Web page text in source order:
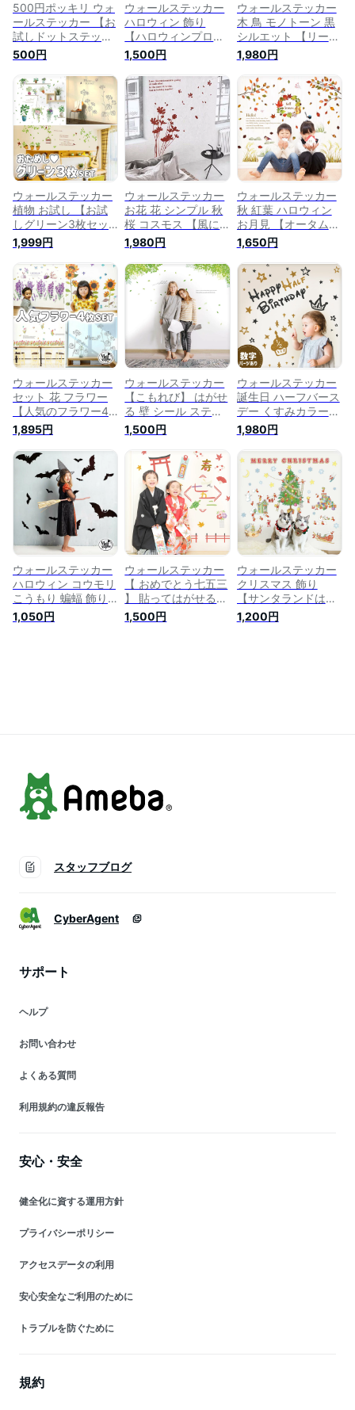
500円ポッキリ ウォ
ールステッカー 【お
試しドットステッカ
ー】 はがせる 壁 シ
ール ステッカー 壁
紙 飾りつけ おしゃ
れ 北欧 植物 木 葉 草
花 観葉植物 おしゃ
れ 海外キッズルーム
モノトーン 水玉 ド
ット くすみカラー
韓国 韓国インテリア
子供部屋 転写式 受
注生産
500円
ウォールステッカー
ハロウィン 飾り
【ハロウィンプロッ
プス】 はがせる 壁
シール ステッカー
大きい 壁紙 飾りつ
け 飾り おしゃれ 北
欧 植物 木 葉 草 花
観葉植物 モノトーン
白黒 英字 文字 受注
印刷
1,500円
ウォールステッカー
木 鳥 モノトーン 黒
シルエット 【リーフ
バード】 はがせる
壁 シール ステッカ
ー 壁紙 飾りつけ お
しゃれ トイレ 玄関
キッチン 北欧 葉 草
花 観葉植物 葉っぱ
英字 文字 影 大人っ
ぽい 大きい シンプ
ル 受注印刷
1,980円
ウォールステッカー
植物 お試し 【お試
しグリーン3枚セッ
ト】 おためし はが
せる 壁 シール ステ
ッカー 壁紙 飾りつ
け おしゃれ 北欧 木
葉 草 花 観葉植物 ト
イレ 玄関 飾り 賃貸
インテリア 緑 菜の
花 葉っぱ 背景
1,999円
ウォールステッカー
お花 花 シンプル 秋
桜 コスモス 【風に
ゆらめく花】 はがせ
る 壁 シール ステッ
カー 壁紙 飾りつけ
おしゃれ トイレ 玄
関 キッチン 北欧 木
葉 草 花 観葉植物 ワ
ンカラー 赤 ブラウ
ン 大人っぽい 受注
印刷
1,980円
ウォールステッカー
秋 紅葉 ハロウィン
お月見 【オータムカ
ラー】 はがせる 壁
シール ステッカー
壁紙 大きい 飾り 飾
りつけ おしゃれ 北
欧 植物 木 葉 草 花
観葉植物 落ち葉 ブ
ラウン くすみカラー
カントリー どんぐり
リース 葉っぱ
1,650円
ウォールステッカー
セット 花 フラワー
【人気のフラワー4
枚セット】 はがせる
壁 シール ステッカ
ー 壁紙 飾りつけ お
しゃれ 北欧 植物 木
葉 草 花 観葉植物 ひ
まわり ラベンダー
菜の花 チューリップ
お花畑 ガーデン か
わいい カラフル 春
夏
1,895円
ウォールステッカー
【こもれび】 はがせ
る 壁 シール ステッ
カー 壁紙 飾りつけ
おしゃれ トイレ 玄
関 キッチン 北欧 木
葉 草 花 観葉植物 グ
リーン みどり 緑 植
物 フラワー 葉っぱ
英字 文字 くすみ 筆
記体 木漏れ日 動画
配信の背景 受注印刷
1,500円
ウォールステッカー
誕生日 ハーフバース
デー くすみカラー
【CUP CAKE】 シー
ル式 バースデー は
がせる 壁 シール ス
テッカー 壁紙 飾り
つけ おしゃれ 北欧
植物 木 葉 草 花 観葉
植物 モノトーン 海
外風 1歳 2歳 女の子
男の子 還暦 米寿 お
祝い 受注印刷
1,980円
ウォールステッカー
ハロウィン コウモリ
こうもり 蝙蝠 飾り
【こうもりフレー
ク】 はがせる 壁 シ
1,050円
ウォールステッカー
【 おめでとう七五三
】 貼ってはがせる
壁 シール 壁紙 飾り
つけ 飾り 北欧 花 木
1,500円
ウォールステッカー
クリスマス 飾り
【サンタランドは大
忙し】 はがせる 壁
シール ステッカー
1,200円
スタッフブログ
CyberAgent
サポート
ヘルプ
お問い合わせ
よくある質問
利用規約の違反報告
安心・安全
健全化に資する運用方針
プライバシーポリシー
アクセスデータの利用
安心安全なご利用のために
トラブルを防ぐために
規約